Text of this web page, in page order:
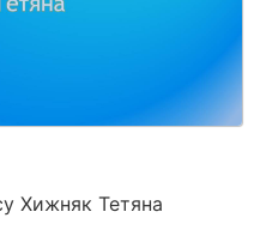
Хижняк Тетяна